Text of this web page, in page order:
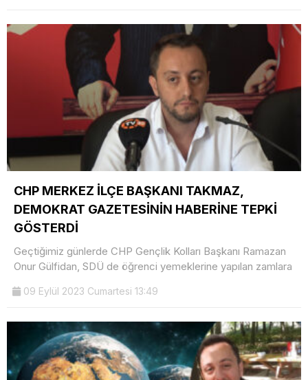
CHP MERKEZ İLÇE BAŞKANI TAKMAZ,
DEMOKRAT GAZETESİNİN HABERİNE TEPKİ
GÖSTERDİ
Geçtiğimiz günlerde CHP Gençlik Kolları Başkanı Ramazan
Onur Gülfidan, SDÜ de öğrenci yemeklerine yapılan zamlara
09 Eylül 2023 Cumartesi 13:49